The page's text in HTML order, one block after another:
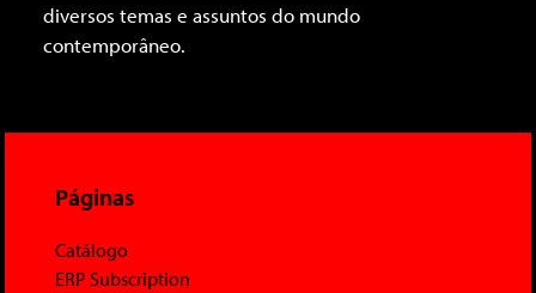
diversos temas e assuntos do mundo
contemporâneo.
Páginas
Catálogo
ERP Subscription